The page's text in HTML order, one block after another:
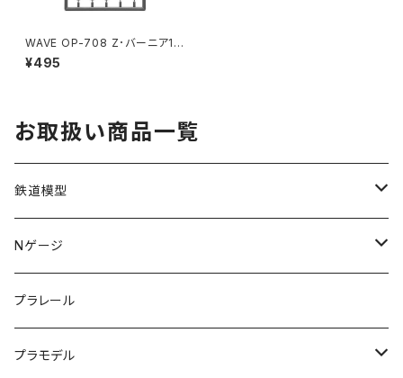
WAVE OP-708 Z･バーニア1
プラモデル（新品 在庫品）
¥495
お取扱い商品一覧
鉄道模型
KATO (N)
TOMIX (N)
マイクロエース (N)
Nゲージ
車両
入門セット
プラレール
プラモデル